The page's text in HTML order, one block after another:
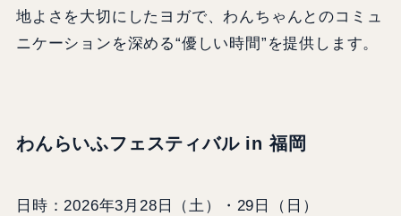
地よさを大切にしたヨガで、わんちゃんとのコミュ
ニケーションを深める“優しい時間”を提供します。
わんらいふフェスティバル in 福岡
日時：2026年3月28日（土）・29日（日）